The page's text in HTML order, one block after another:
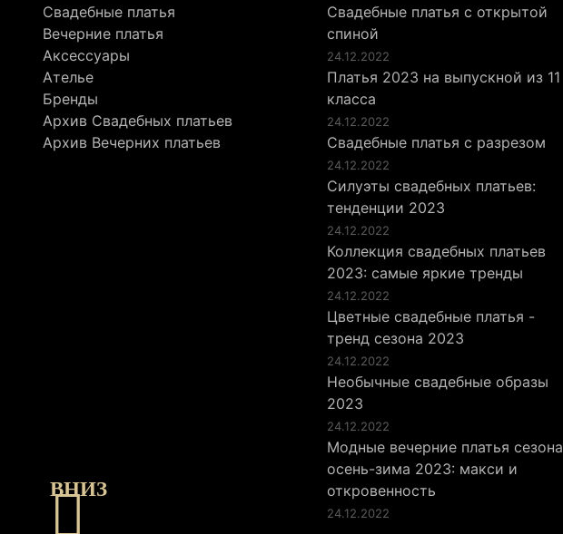
Свадебные платья
Вечерние платья
Аксессуары
Ателье
Бренды
Архив Свадебных платьев
Архив Вечерних платьев
Свадебные платья с открытой
спиной
24.12.2022
Платья 2023 на выпускной из 11
класса
24.12.2022
Свадебные платья с разрезом
24.12.2022
Силуэты свадебных платьев:
тенденции 2023
24.12.2022
Коллекция свадебных платьев
2023: самые яркие тренды
24.12.2022
Цветные свадебные платья -
тренд сезона 2023
24.12.2022
Необычные свадебные образы
2023
24.12.2022
Модные вечерние платья сезона
осень-зима 2023: макси и
откровенность
24.12.2022
ВНИЗ